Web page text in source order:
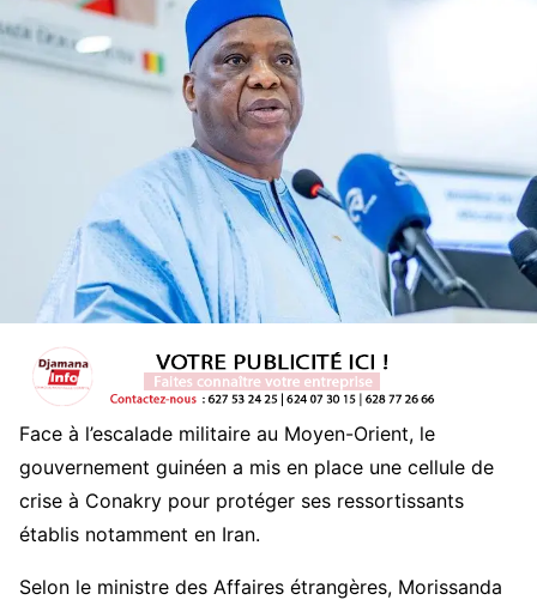
Face à l’escalade militaire au Moyen-Orient, le
gouvernement guinéen a mis en place une cellule de
crise à Conakry pour protéger ses ressortissants
établis notamment en Iran.
Selon le ministre des Affaires étrangères, Morissanda